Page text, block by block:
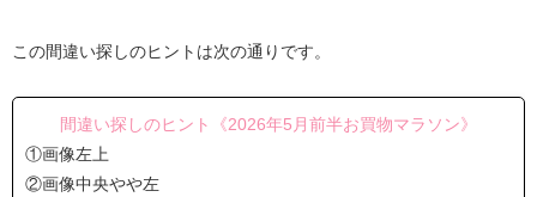
この間違い探しのヒントは次の通りです。
間違い探しのヒント《2026年5月前半お買物マラソン》
①画像左上
②画像中央やや左